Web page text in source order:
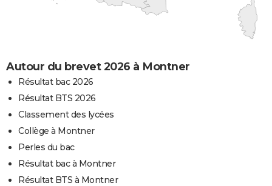
Autour du brevet 2026 à Montner
Résultat bac 2026
Résultat BTS 2026
Classement des lycées
Collège à Montner
Perles du bac
Résultat bac à Montner
Résultat BTS à Montner